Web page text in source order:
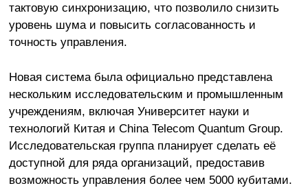
тактовую синхронизацию, что позволило снизить
уровень шума и повысить согласованность и
точность управления.
Новая система была официально представлена
нескольким исследовательским и промышленным
учреждениям, включая Университет науки и
технологий Китая и China Telecom Quantum Group.
Исследовательская группа планирует сделать её
доступной для ряда организаций, предоставив
возможность управления более чем 5000 кубитами.